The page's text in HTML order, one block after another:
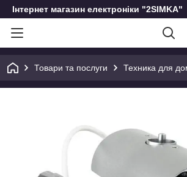
Інтернет магазин електроніки "2SIMKA"
Товари та послуги Техника для